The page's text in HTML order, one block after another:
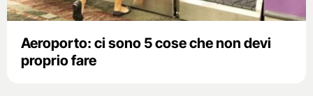
Aeroporto: ci sono 5 cose che non devi
proprio fare